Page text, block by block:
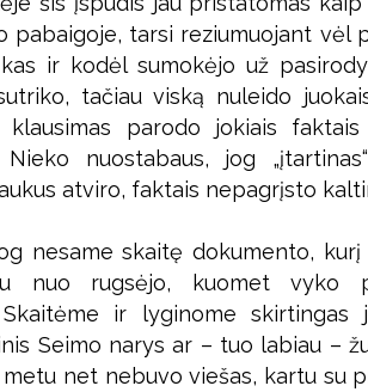
pabaigoje, tarsi reziumuojant vėl
ir kodėl sumokėjo už
tačiau viską nuleido
klausimas parodo jokiais
Nieko nuostabaus, jog
atviro, faktais nepagrįsto
nesame skaitę dokumento,
nuo rugsėjo, kuomet vyko
ir lyginome skirtingas
Seimo narys ar – tuo labiau –
net nebuvo viešas, kartu su